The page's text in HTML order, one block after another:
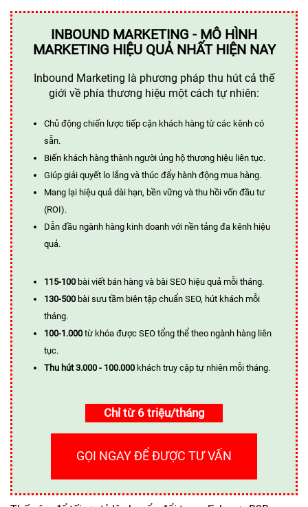
INBOUND MARKETING - MÔ HÌNH
MARKETING HIỆU QUẢ NHẤT HIỆN NAY
Inbound Marketing là phương pháp thu hút cả thế
giới về phía thương hiệu một cách tự nhiên:
Chủ động chiến lược tiếp cận khách hàng từ các kênh có
sẵn.
Biến khách hàng thành người ủng hộ thương hiệu liên tục.
Giúp giải quyết lo lắng và thúc đẩy hành động mua hàng.
Mang lại hiệu quả dài hạn, bền vững và thu hồi vốn đầu tư
(ROI).
Dẫn đầu ngành hàng kinh doanh với nền tảng đa kênh hiệu
quả.
115-100 bài viết bán hàng và bài SEO hiệu quả mỗi tháng.
130-500 bài sưu tầm biên tập chuẩn SEO, hút khách mỗi
tháng.
100-1.000 từ khóa được SEO tổng thể theo ngành hàng liên
tục.
Thu hút 3.000 - 100.000 khách truy cập tự nhiên mỗi tháng.
Chỉ từ 6 triệu/tháng
GỌI NGAY ĐỂ ĐƯỢC TƯ VẤN